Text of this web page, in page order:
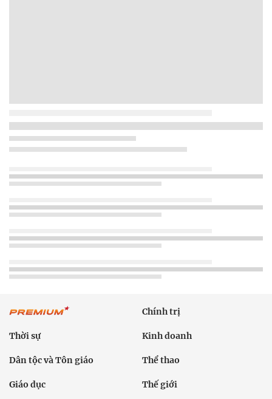
Chính trị
Thời sự Kinh doanh
Dân tộc và Tôn giáo Thể thao
Giáo dục Thế giới